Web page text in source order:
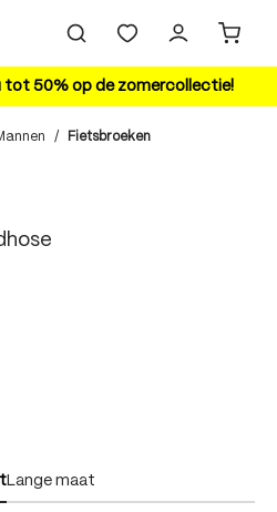
tot 50% op de zomercollectie!
/ Fietsbroeken
Lange maat